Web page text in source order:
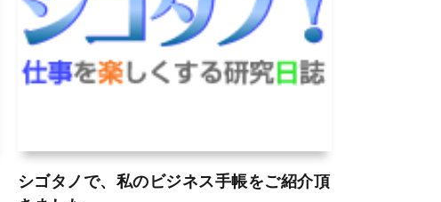
シゴタノで、私のビジネス手帳をご紹介頂